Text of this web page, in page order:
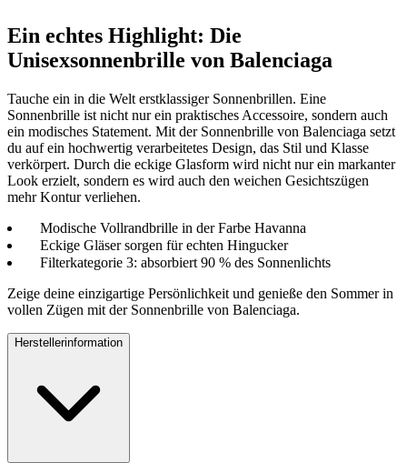
Ein echtes Highlight: Die
Unisexsonnenbrille von Balenciaga
Tauche ein in die Welt erstklassiger Sonnenbrillen. Eine
Sonnenbrille ist nicht nur ein praktisches Accessoire, sondern auch
ein modisches Statement. Mit der Sonnenbrille von Balenciaga setzt
du auf ein hochwertig verarbeitetes Design, das Stil und Klasse
verkörpert. Durch die eckige Glasform wird nicht nur ein markanter
Look erzielt, sondern es wird auch den weichen Gesichtszügen
mehr Kontur verliehen.
Modische Vollrandbrille in der Farbe Havanna
Eckige Gläser sorgen für echten Hingucker
Filterkategorie 3: absorbiert 90 % des Sonnenlichts
Zeige deine einzigartige Persönlichkeit und genieße den Sommer in
vollen Zügen mit der Sonnenbrille von Balenciaga.
Herstellerinformation